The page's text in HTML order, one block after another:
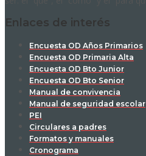
Enlaces de interés
Encuesta OD Años Primarios
Encuesta OD Primaria Alta
Encuesta OD Bto Junior
Encuesta OD Bto Senior
Manual de convivencia
Manual de seguridad escolar
PEI
Circulares a padres
Formatos y manuales
Cronograma